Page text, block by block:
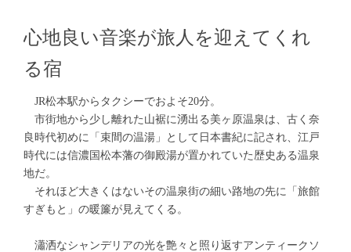
心地良い音楽が旅人を迎えてくれ
る宿
JR松本駅からタクシーでおよそ20分。
市街地から少し離れた山裾に湧出る美ヶ原温泉は、古く奈
良時代初めに「束間の温湯」として日本書紀に記され、江戸
時代には信濃国松本藩の御殿湯が置かれていた歴史ある温泉
地だ。
それほど大きくはないその温泉街の細い路地の先に「旅館
すぎもと」の暖簾が見えてくる。
瀟洒なシャンデリアの光を艶々と照り返すアンティークソ